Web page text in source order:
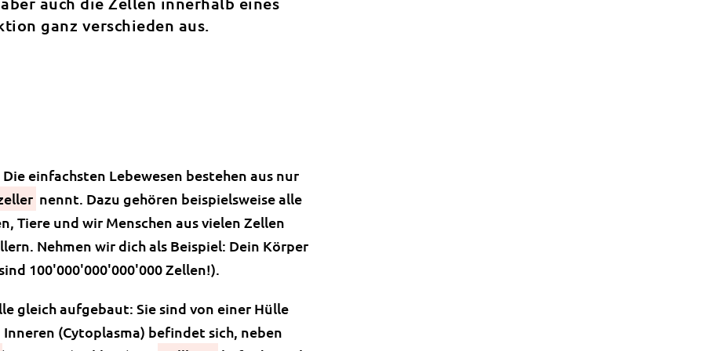
ganz verschieden aus.
einfachsten Lebewesen bestehen aus nur
nennt. Dazu gehören beispielsweise alle
Tiere und wir Menschen aus vielen Zellen
Nehmen wir dich als Beispiel: Dein Körper
100'000'000'000'000 Zellen!).
gleich aufgebaut: Sie sind von einer Hülle
(Cytoplasma) befindet sich, neben